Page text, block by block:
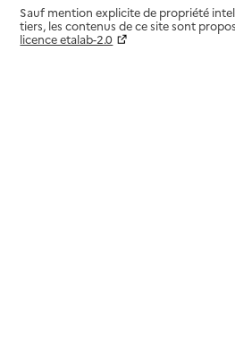
Sauf mention explicite de propriété
tiers, les contenus de ce site sont
licence etalab-2.0